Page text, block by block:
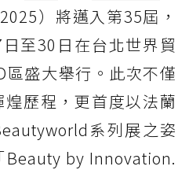
）將邁入第35屆，
至30日在台北世界貿
區盛大舉行。此次不僅
歷程，更首度以法蘭
系列展之姿
by Innovation.